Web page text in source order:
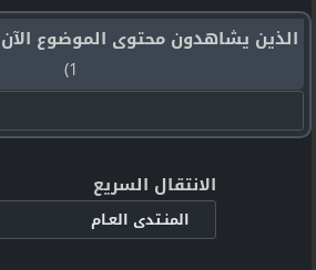
الذين يشاهدون محتوى الموضوع الآن :
1)
الانتقال السريع